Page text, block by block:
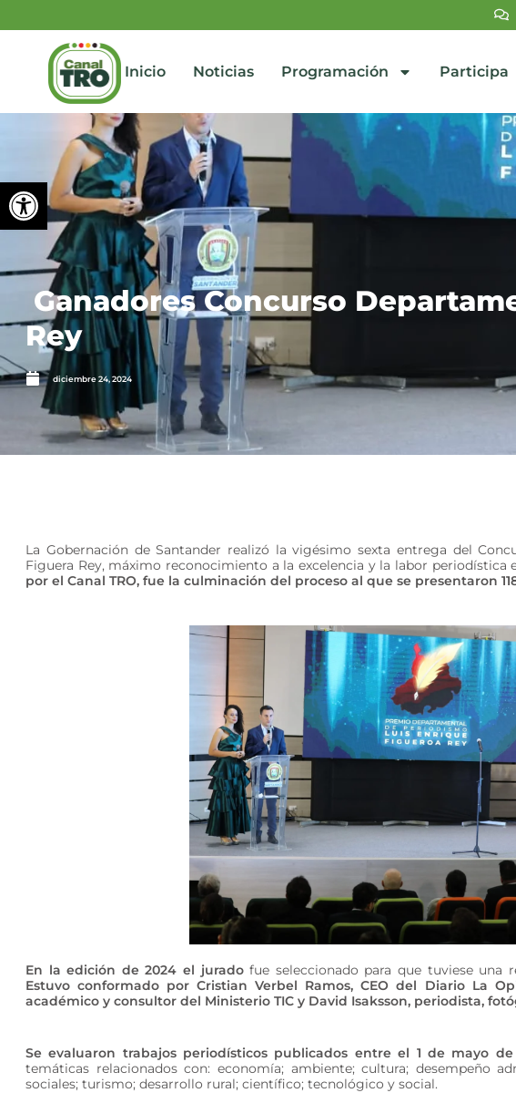
Abrir barra de herramientas
Inicio Noticias Programación Participa
Ganadores Concurso
Rey
diciembre 24, 2024
La Gobernación de Santander realizó la vigésimo sexta entrega del
Figuera Rey, máximo reconocimiento a la excelencia y la labor periodística
por el Canal TRO, fue la culminación del proceso al que se presentaron
En la edición de 2024 el juradofue seleccionado para que tuviese una
Estuvo conformado por Cristian Verbel Ramos, CEO del Diario La
académico y consultor del Ministerio TIC y David Isaksson, periodista,
Se evaluaron trabajos periodísticos publicados entre el 1 de mayo
temáticas relacionados con: economía; ambiente; cultura; desempeño
sociales; turismo; desarrollo rural; científico; tecnológico y social.